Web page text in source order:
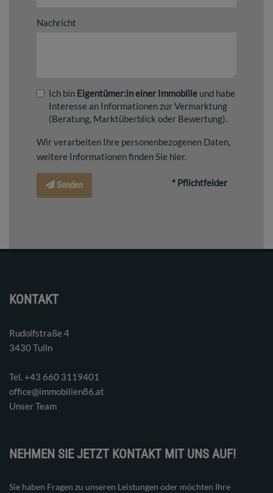
Nachricht
Ich bin Eigentümer:in einer Immobilie und habe
Interesse an Informationen zur Vermarktung
(Beratung, Marktüberblick oder Bewertung).
Wir verarbeiten Ihre personenbezogenen Daten,
weitere Informationen finden Sie hier.
Senden * Pflichtfelder
KONTAKT
Rudolfstraße 4
3430 Tulln
Tel. ‭+43 660 3119401‬
office@immobilien86.at
Unser Team
NEHMEN SIE JETZT KONTAKT MIT UNS AUF!
Sie haben Fragen zu unseren Leistungen oder möchten Ihre